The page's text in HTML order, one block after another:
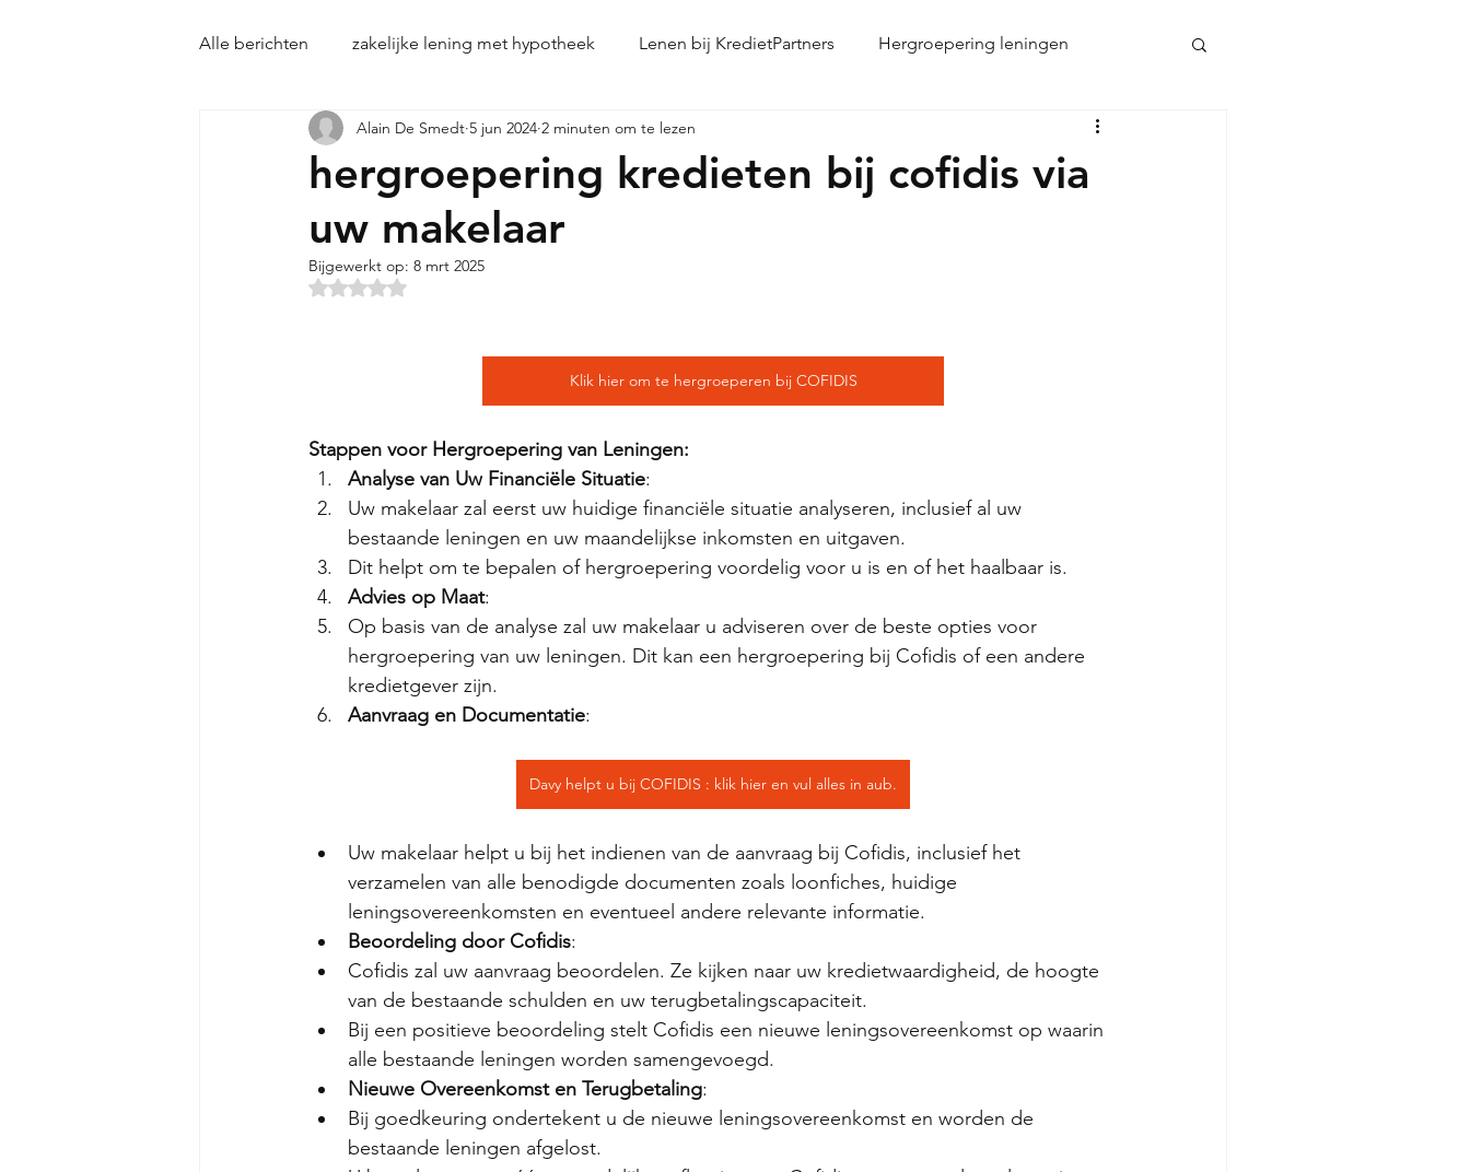
Alle berichten zakelijke lening met hypotheek Lenen bij KredietPartners Hergroepering leningen
Zakelijke lening Eensmanszaken CKV leningen overnemen Hypothecaire lening
Zwarte lijst Buy Way
hergroepering kredieten bij cofidis via
uw makelaar
Alain De Smedt 5 jun 2024 2 minuten om te lezen
Bijgewerkt op: 8 mrt 2025
Beoordeeld met NaN uit 5 sterren.
Klik hier om te hergroeperen bij COFIDIS
Stappen voor Hergroepering van Leningen:
Analyse van Uw Financiële Situatie:
Uw makelaar zal eerst uw huidige financiële situatie analyseren, inclusief al uw
bestaande leningen en uw maandelijkse inkomsten en uitgaven.
Dit helpt om te bepalen of hergroepering voordelig voor u is en of het haalbaar is.
Advies op Maat:
Op basis van de analyse zal uw makelaar u adviseren over de beste opties voor
hergroepering van uw leningen. Dit kan een hergroepering bij Cofidis of een andere
kredietgever zijn.
Aanvraag en Documentatie:
Davy helpt u bij COFIDIS : klik hier en vul alles in aub.
Uw makelaar helpt u bij het indienen van de aanvraag bij Cofidis, inclusief het
verzamelen van alle benodigde documenten zoals loonfiches, huidige
leningsovereenkomsten en eventueel andere relevante informatie.
Beoordeling door Cofidis:
Cofidis zal uw aanvraag beoordelen. Ze kijken naar uw kredietwaardigheid, de hoogte
van de bestaande schulden en uw terugbetalingscapaciteit.
Bij een positieve beoordeling stelt Cofidis een nieuwe leningsovereenkomst op waarin
alle bestaande leningen worden samengevoegd.
Nieuwe Overeenkomst en Terugbetaling:
Bij goedkeuring ondertekent u de nieuwe leningsovereenkomst en worden de
bestaande leningen afgelost.